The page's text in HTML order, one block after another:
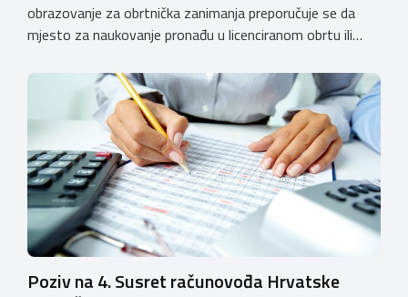
obrazovanje za obrtnička zanimanja preporučuje se da
mjesto za naukovanje pronađu u licenciranom obrtu ili
koji još nemaju licenciju da pokrenu postupak
licenciranja kako bi budućim učenicima omogućili
kvalitetno i sigurno stjecanje praktičnih znanja, a
istodobno ulagali u razvoj […]
Poziv na 4. Susret računovođa Hrvatske